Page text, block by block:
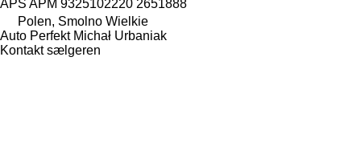
APS APM 9325102220 2651888
Polen, Smolno Wielkie
Auto Perfekt Michał Urbaniak
Kontakt sælgeren